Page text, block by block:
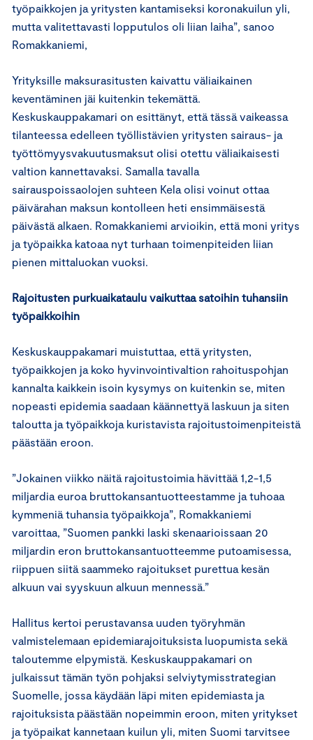
työpaikkojen ja yritysten kantamiseksi koronakuilun yli,
mutta valitettavasti lopputulos oli liian laiha”, sanoo
Romakkaniemi,
Yrityksille maksurasitusten kaivattu väliaikainen
keventäminen jäi kuitenkin tekemättä.
Keskuskauppakamari on esittänyt, että tässä vaikeassa
tilanteessa edelleen työllistävien yritysten sairaus- ja
työttömyysvakuutusmaksut olisi otettu väliaikaisesti
valtion kannettavaksi. Samalla tavalla
sairauspoissaolojen suhteen Kela olisi voinut ottaa
päivärahan maksun kontolleen heti ensimmäisestä
päivästä alkaen. Romakkaniemi arvioikin, että moni yritys
ja työpaikka katoaa nyt turhaan toimenpiteiden liian
pienen mittaluokan vuoksi.
Rajoitusten purkuaikataulu vaikuttaa satoihin tuhansiin
työpaikkoihin
Keskuskauppakamari muistuttaa, että yritysten,
työpaikkojen ja koko hyvinvointivaltion rahoituspohjan
kannalta kaikkein isoin kysymys on kuitenkin se, miten
nopeasti epidemia saadaan käännettyä laskuun ja siten
taloutta ja työpaikkoja kuristavista rajoitustoimenpiteistä
päästään eroon.
”Jokainen viikko näitä rajoitustoimia hävittää 1,2-1,5
miljardia euroa bruttokansantuotteestamme ja tuhoaa
kymmeniä tuhansia työpaikkoja”, Romakkaniemi
varoittaa, ”Suomen pankki laski skenaarioissaan 20
miljardin eron bruttokansantuotteemme putoamisessa,
riippuen siitä saammeko rajoitukset purettua kesän
alkuun vai syyskuun alkuun mennessä.”
Hallitus kertoi perustavansa uuden työryhmän
valmistelemaan epidemiarajoituksista luopumista sekä
taloutemme elpymistä. Keskuskauppakamari on
julkaissut tämän työn pohjaksi selviytymisstrategian
Suomelle, jossa käydään läpi miten epidemiasta ja
rajoituksista päästään nopeimmin eroon, miten yritykset
ja työpaikat kannetaan kuilun yli, miten Suomi tarvitsee